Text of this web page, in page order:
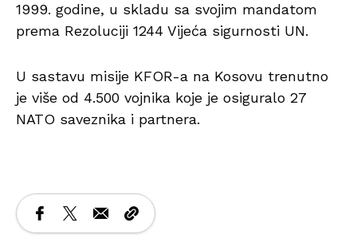
1999. godine, u skladu sa svojim mandatom
prema Rezoluciji 1244 Vijeća sigurnosti UN.
U sastavu misije KFOR-a na Kosovu trenutno
je više od 4.500 vojnika koje je osiguralo 27
NATO saveznika i partnera.